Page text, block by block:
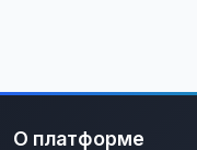
О платформе